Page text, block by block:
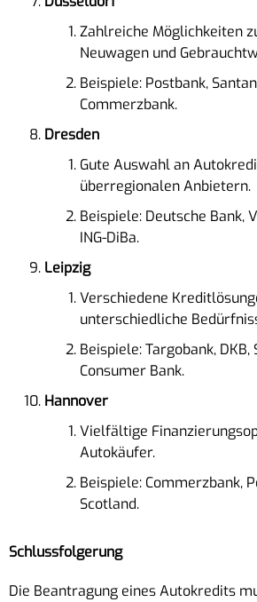
Zahlreiche Möglichkeiten
Neuwagen und
Beispiele: Postbank,
Commerzbank.
Dresden
Gute Auswahl an
überregionalen Anbietern.
Beispiele: Deutsche Bank,
ING-DiBa.
Leipzig
Verschiedene
unterschiedliche
Beispiele: Targobank, DKB,
Consumer Bank.
Hannover
Vielfältige
Autokäufer.
Beispiele: Commerzbank,
Scotland.
Schlussfolgerung
Die Beantragung eines Autokredits